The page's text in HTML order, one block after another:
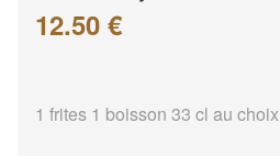
12.50 €
1 frites 1 boisson 33 cl au choix